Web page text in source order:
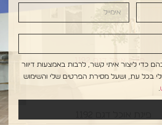
כדי ליצור איתי קשר, לרבות באמצעות דיוור
בכל עת, ושעל מסירת הפרטים שלי והשימוש
.